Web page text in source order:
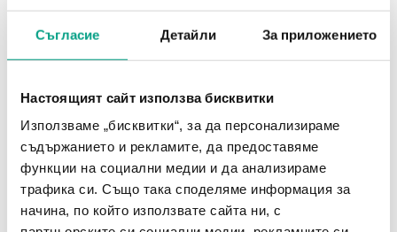
Съгласие Детайли За приложението
Настоящият сайт използва бисквитки
Използваме „бисквитки“, за да персонализираме
съдържанието и рекламите, да предоставяме
функции на социални медии и да анализираме
трафика си. Също така споделяме информация за
начина, по който използвате сайта ни, с
06.07.2017